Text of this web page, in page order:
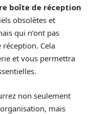
boîte de réception
obsolètes et
qui n’ont pas
Cela
et vous permettra
non seulement
mais